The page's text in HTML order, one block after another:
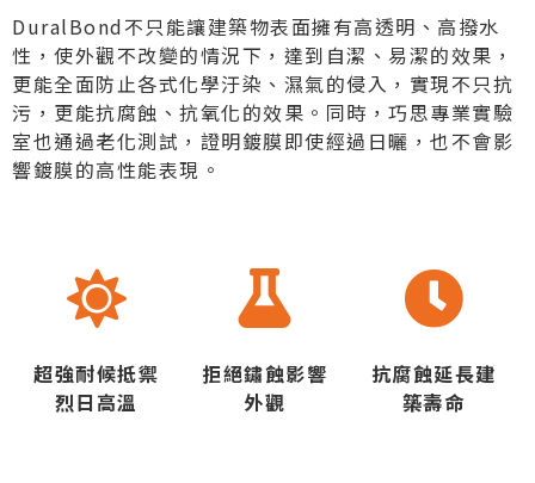
DuralBond不只能讓建築物表面擁有高透明、高撥水
性，使外觀不改變的情況下，達到自潔、易潔的效果，
更能全面防止各式化學汙染、濕氣的侵入，實現不只抗
污，更能抗腐蝕、抗氧化的效果。同時，巧思專業實驗
室也通過老化測試，證明鍍膜即使經過日曬，也不會影
響鍍膜的高性能表現。
超強耐候抵禦
烈日高溫
拒絕鏽蝕影響
外觀
抗腐蝕延長建
築壽命